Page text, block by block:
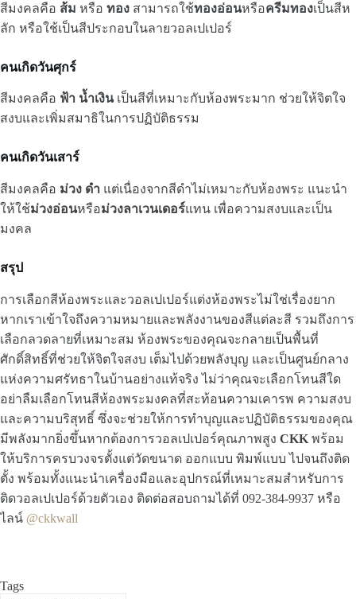
สีมงคลคือ ส้ม หรือ ทอง สามารถใช้ทองอ่อนหรือครีมทองเป็นสีห
ลัก หรือใช้เป็นสีประกอบในลายวอลเปเปอร์
คนเกิดวันศุกร์
สีมงคลคือ ฟ้า น้ำเงินเป็นสีที่เหมาะกับห้องพระมาก ช่วยให้จิตใจ
สงบและเพิ่มสมาธิในการปฏิบัติธรรม
คนเกิดวันเสาร์
สีมงคลคือ ม่วง ดำ แต่เนื่องจากสีดำไม่เหมาะกับห้องพระ แนะนำ
ให้ใช้ม่วงอ่อนหรือม่วงลาเวนเดอร์แทน เพื่อความสงบและเป็น
มงคล
สรุป
การเลือกสีห้องพระและวอลเปเปอร์แต่งห้องพระไม่ใช่เรื่องยาก
หากเราเข้าใจถึงความหมายและพลังงานของสีแต่ละสี รวมถึงการ
เลือกลวดลายที่เหมาะสม ห้องพระของคุณจะกลายเป็นพื้นที่
ศักดิ์สิทธิ์ที่ช่วยให้จิตใจสงบ เต็มไปด้วยพลังบุญ และเป็นศูนย์กลาง
แห่งความศรัทธาในบ้านอย่างแท้จริง ไม่ว่าคุณจะเลือกโทนสีใด
อย่าลืมเลือกโทนสีห้องพระมงคลที่สะท้อนความเคารพ ความสงบ
และความบริสุทธิ์ ซึ่งจะช่วยให้การทำบุญและปฏิบัติธรรมของคุณ
มีพลังมากยิ่งขึ้นหากต้องการวอลเปเปอร์คุณภาพสูง CKK พร้อม
ให้บริการครบวงจรตั้งแต่วัดขนาด ออกแบบ พิมพ์แบบ ไปจนถึงติด
ตั้ง พร้อมทั้งแนะนำเครื่องมือและอุปกรณ์ที่เหมาะสมสำหรับการ
ติดวอลเปเปอร์ด้วยตัวเอง ติดต่อสอบถามได้ที่ 092-384-9937 หรือ
ไลน์ @ckkwall
Tags